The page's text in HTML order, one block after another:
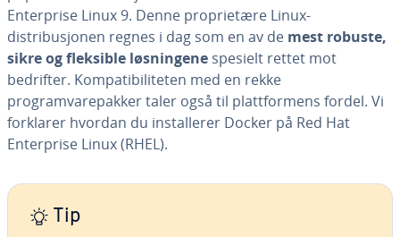
Enterprise Linux 9. Denne proprietære Linux-
distribusjonen regnes i dag som en av de mest robuste,
sikre og fleksible løsningene spesielt rettet mot
bedrifter. Kompatibiliteten med en rekke
programvarepakker taler også til plattformens fordel. Vi
forklarer hvordan du installerer Docker på Red Hat
Enterprise Linux (RHEL).
Tip